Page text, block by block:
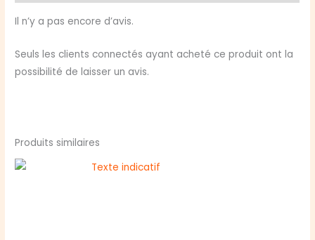
Il n’y a pas encore d’avis.
Seuls les clients connectés ayant acheté ce produit ont la
possibilité de laisser un avis.
Produits similaires